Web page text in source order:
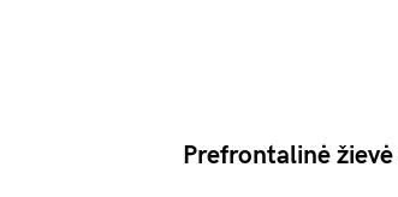
Prefrontalinė žievė